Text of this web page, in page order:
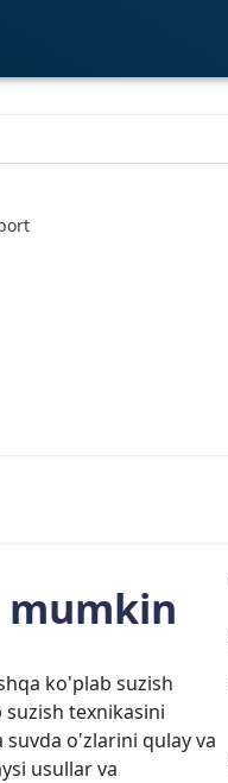
mumkin
ko'plab suzish
texnikasini
o'zlarini qulay va
usullar va